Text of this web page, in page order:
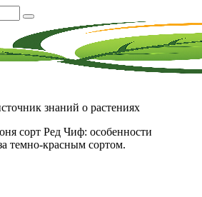
знаний о растениях
сорт Ред Чиф: особенности
темно-красным сортом.